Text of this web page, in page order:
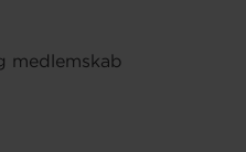
medlemskab